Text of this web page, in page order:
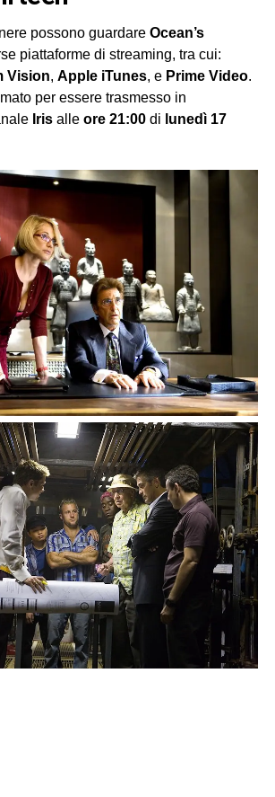
possono guardare Ocean’s
piattaforme di streaming, tra cui:
Vision, Apple iTunes, e Prime Video.
per essere trasmesso in
Irisalle ore 21:00di lunedì 17